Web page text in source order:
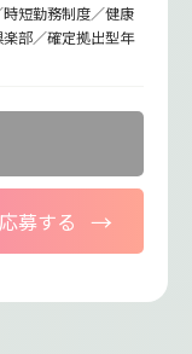
短勤務制度／健康
部／確定拠出型年
応募する